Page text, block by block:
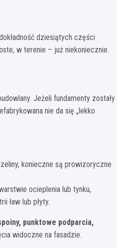
dziesiątych części
w terenie – już niekoniecznie.
Jeżeli fundamenty zostały
nie da się „lekko
konieczne są prowizoryczne
ocieplenia lub tynku,
ław lub płyty.
punktowe podparcia,
widoczne na fasadzie.